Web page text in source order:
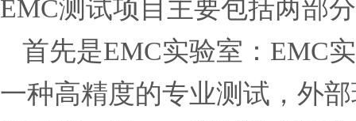
EMC测试项目 主要包括两部分
首先是EMC实验室 ： EMC
一种高精度的专业测试 ， 外